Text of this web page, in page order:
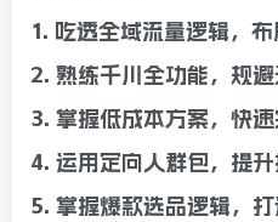
1. 吃透全域流量逻辑，
2. 熟练千川全功能，规
3. 掌握低成本方案，快
4. 运用定向人群包，提
5. 掌握爆款选品逻辑，